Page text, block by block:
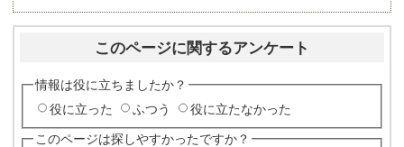
このページに関するアンケート
情報は役に立ちましたか？
役に立った
ふつう 役に立たなかった
このページは探しやすかったですか？